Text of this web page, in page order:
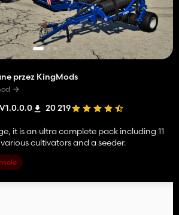
przez KingMods
V1.0.0.0 20 219
it is an ultra complete pack including 11
cultivators and a seeder.